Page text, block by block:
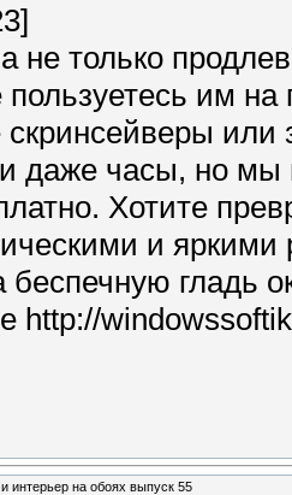
не только
пользуетесь им
или
даже часы, но мы
Хотите
и
гладь
http://
интерьер на обоях выпуск 55